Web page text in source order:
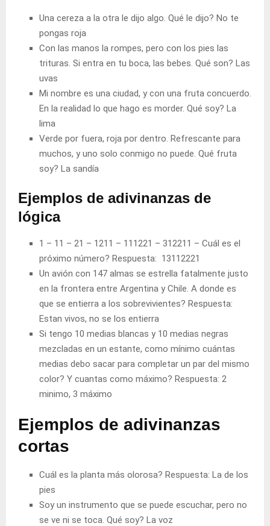
Una cereza a la otra le dijo algo. Qué le dijo? No te
pongas roja
Con las manos la rompes, pero con los pies las
trituras. Si entra en tu boca, las bebes. Qué son? Las
uvas
Mi nombre es una ciudad, y con una fruta concuerdo.
En la realidad lo que hago es morder. Qué soy? La
lima
Verde por fuera, roja por dentro. Refrescante para
muchos, y uno solo conmigo no puede. Qué fruta
soy? La sandía
Ejemplos de adivinanzas de
lógica
1 – 11 – 21 – 1211 – 111221 – 312211 – Cuál es el
próximo número? Respuesta: 13112221
Un avión con 147 almas se estrella fatalmente justo
en la frontera entre Argentina y Chile. A donde es
que se entierra a los sobrevivientes? Respuesta:
Estan vivos, no se los entierra
Si tengo 10 medias blancas y 10 medias negras
mezcladas en un estante, como mínimo cuántas
medias debo sacar para completar un par del mismo
color? Y cuantas como máximo? Respuesta: 2
minimo, 3 máximo
Ejemplos de adivinanzas
cortas
Cuál es la planta más olorosa? Respuesta: La de los
pies
Soy un instrumento que se puede escuchar, pero no
se ve ni se toca. Qué soy? La voz